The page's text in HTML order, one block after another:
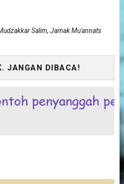
Salim, Jamak Mu'annats
JANGAN DIBACA!